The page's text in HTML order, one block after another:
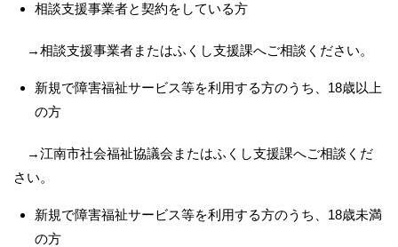
相談支援事業者と契約をしている方
→相談支援事業者またはふくし支援課へご相談ください。
新規で障害福祉サービス等を利用する方のうち、18歳以上
の方
→江南市社会福祉協議会またはふくし支援課へご相談くだ
さい。
新規で障害福祉サービス等を利用する方のうち、18歳未満
の方